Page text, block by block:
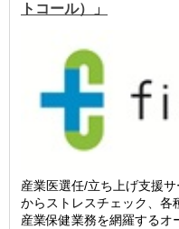
トコール）」
産業医選任/立ち上げ支援
からストレスチェック、各
産業保健業務を網羅するオ